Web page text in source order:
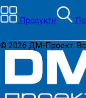
Продукти
© 2026 ДМ-Проект.